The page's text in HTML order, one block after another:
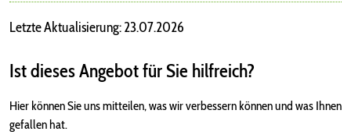
Letzte Aktualisierung: 23.07.2026
Ist dieses Angebot für Sie hilfreich?
Hier können Sie uns mitteilen, was wir verbessern können und was Ihnen
gefallen hat.